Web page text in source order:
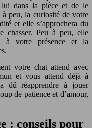
lui dans la pièce et de le
à peu, la curiosité de votre
et elle s’approchera du
chasser. Peu à peu, elle
à votre présence et la
votre chat attend avec
et vous attend déjà à
dû réapprendre à jouer
de patience et d’amour,
: conseils pour